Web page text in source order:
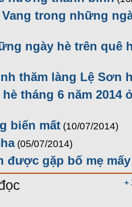
trong những
ngày hè trên quê
thăm làng Lệ Sơn
tháng 6 năm 2014
biến mất (10/07/2014)
(05/07/2014)
được gặp bố mẹ
+